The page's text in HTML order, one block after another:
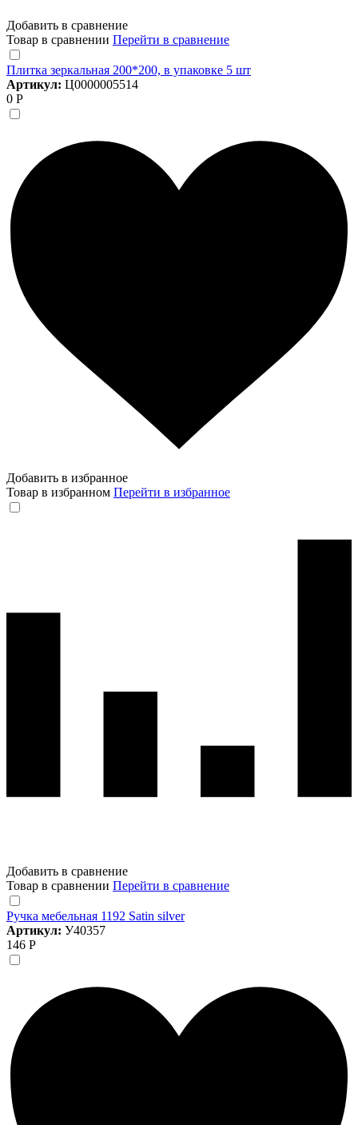
Добавить в сравнение
Товар в сравнении Перейти в сравнение
Плитка зеркальная 200*200, в упаковке 5 шт
Артикул: Ц0000005514
0 Р
Добавить в избранное
Товар в избранном Перейти в избранное
Добавить в сравнение
Товар в сравнении Перейти в сравнение
Ручка мебельная 1192 Satin silver
Артикул: У40357
146 Р